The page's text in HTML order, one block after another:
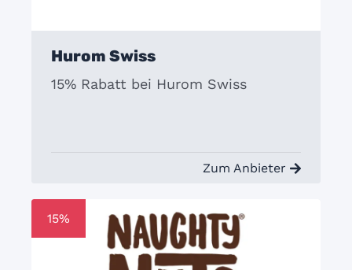
Hurom Swiss
15% Rabatt bei Hurom Swiss
Zum Anbieter
15%